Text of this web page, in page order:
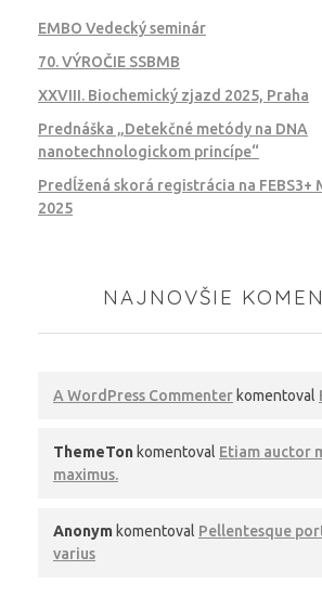
EMBO Vedecký seminár
70. VÝROČIE SSBMB
XXVIII. Biochemický zjazd 2025, Praha
Prednáška „Detekčné metódy na DNA
nanotechnologickom princípe“
Predĺžená skorá registrácia na FEBS3+
2025
NAJNOVŠIE
A WordPress Commenter komentoval
ThemeTon komentoval Etiam auctor
maximus.
Anonym komentoval Pellentesque
varius